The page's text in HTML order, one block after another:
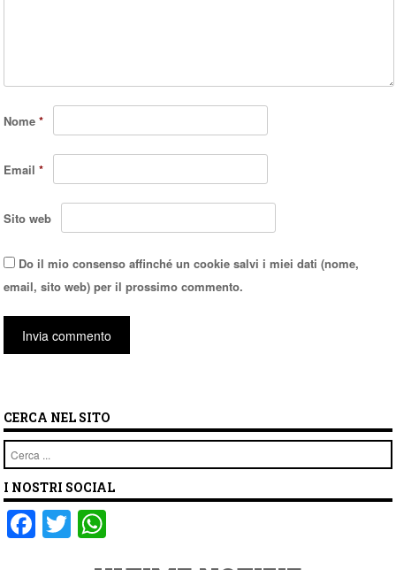
Nome*
Email*
Sito web
Do il mio consenso affinché un cookie salvi i miei dati (nome,
email, sito web) per il prossimo commento.
CERCA NEL SITO
Cerca
I NOSTRI SOCIAL
F T